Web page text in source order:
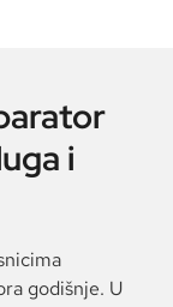
i
godišnje. U